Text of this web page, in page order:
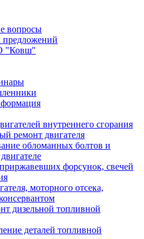
вопросы
предложений
"Ковш"
внутреннего сгорания
ремонт двигателя
обломанных болтов и
форсунок, свечей
моторного отсека,
дизельной топливной
деталей топливной